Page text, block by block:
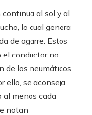
continua al sol y al
lo cual genera
de agarre. Estos
conductor no
de los neumáticos
ello, se aconseja
al menos cada
notan